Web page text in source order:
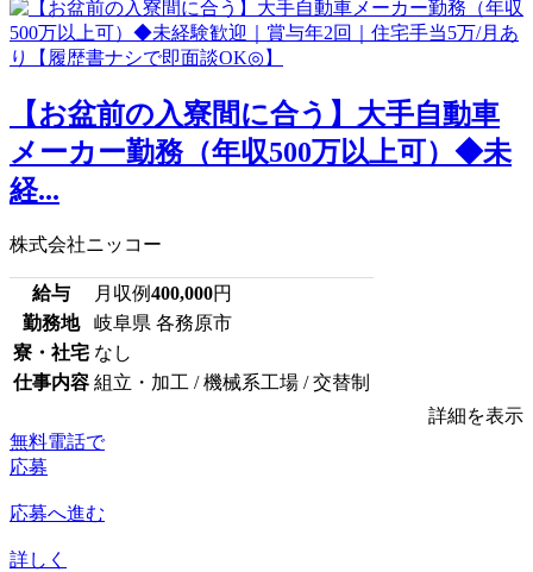
【お盆前の入寮間に合う】大手自動車
メーカー勤務（年収500万以上可）◆未
経...
株式会社ニッコー
給与 月収例400,000円
勤務地
岐阜県 各務原市
寮・社宅 なし
仕事内容 組立・加工 / 機械系工場 / 交替制
詳細を表示
無料電話で
応募
応募へ進む
詳しく